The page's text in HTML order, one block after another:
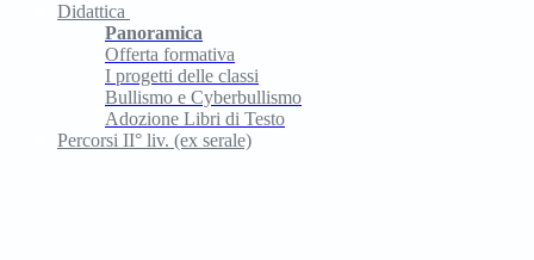
Didattica
Panoramica
Offerta formativa
I progetti delle classi
Bullismo e Cyberbullismo
Adozione Libri di Testo
Percorsi II° liv. (ex serale)